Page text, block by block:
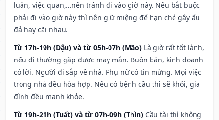
luận, việc quan,…nên tránh đi vào giờ này. Nếu bắt buộc
phải đi vào giờ này thì nên giữ miệng để hạn ché gây ẩu
đả hay cãi nhau.
Từ 17h-19h (Dậu) và từ 05h-07h (Mão) Là giờ rất tốt lành,
nếu đi thường gặp được may mắn. Buôn bán, kinh doanh
có lời. Người đi sắp về nhà. Phụ nữ có tin mừng. Mọi việc
trong nhà đều hòa hợp. Nếu có bệnh cầu thì sẽ khỏi, gia
đình đều mạnh khỏe.
Từ 19h-21h (Tuất) và từ 07h-09h (Thìn) Cầu tài thì không